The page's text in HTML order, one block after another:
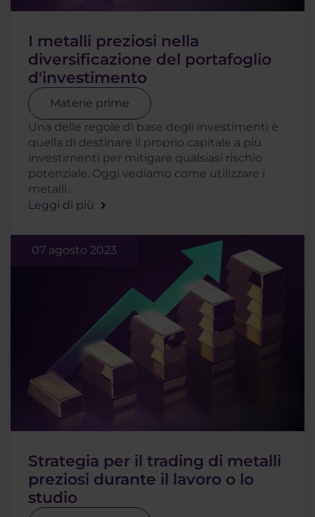
I metalli preziosi nella
diversificazione del portafoglio
d'investimento
Materie prime
Una delle regole di base degli investimenti è
quella di destinare il proprio capitale a più
investimenti per mitigare qualsiasi rischio
potenziale. Oggi vediamo come utilizzare i
metalli . . .
Leggi di più
07 agosto 2023
Strategia per il trading di metalli
preziosi durante il lavoro o lo
studio